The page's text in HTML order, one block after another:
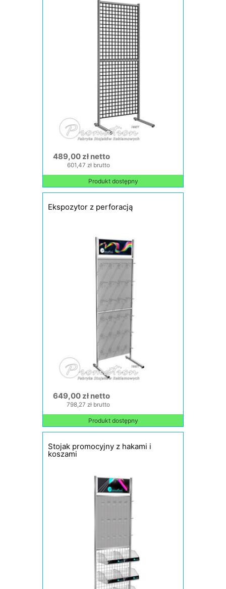
489,00 zł netto
601,47 zł brutto
Produkt dostępny
Ekspozytor z perforacją
649,00 zł netto
798,27 zł brutto
Produkt dostępny
Stojak promocyjny z hakami i
koszami